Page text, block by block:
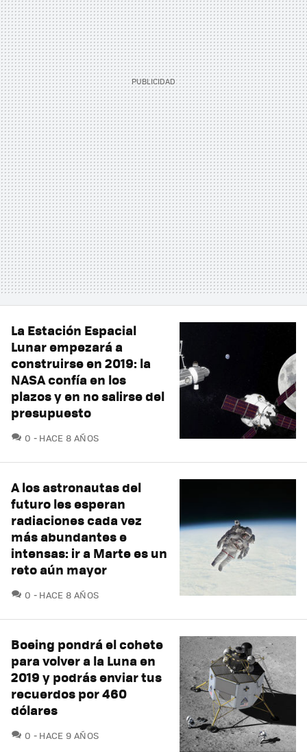
La Estación Espacial
Lunar empezará a
construirse en 2019: la
NASA confía en los
plazos y en no salirse del
presupuesto
0 COMENTARIOS
HACE 8 AÑOS
A los astronautas del
futuro les esperan
radiaciones cada vez
más abundantes e
intensas: ir a Marte es un
reto aún mayor
0 COMENTARIOS
HACE 8 AÑOS
Boeing pondrá el cohete
para volver a la Luna en
2019 y podrás enviar tus
recuerdos por 460
dólares
0 COMENTARIOS
HACE 9 AÑOS